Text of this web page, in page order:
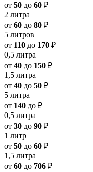
от 50 до 60 ₽
2 литра
от 60 до 80 ₽
5 литров
от 110 до 170 ₽
0,5 литра
от 40 до 150 ₽
1,5 литра
от 40 до 50 ₽
5 литра
от 140 до ₽
0,5 литра
от 30 до 90 ₽
1 литр
от 50 до 60 ₽
1,5 литра
от 60 до 706 ₽